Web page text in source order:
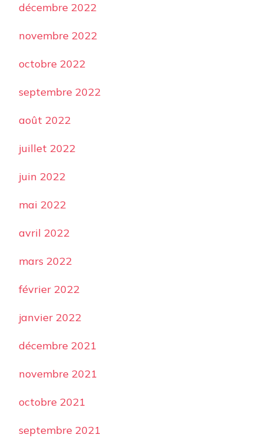
décembre 2022
novembre 2022
octobre 2022
septembre 2022
août 2022
juillet 2022
juin 2022
mai 2022
avril 2022
mars 2022
février 2022
janvier 2022
décembre 2021
novembre 2021
octobre 2021
septembre 2021